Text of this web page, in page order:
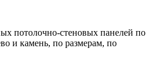
потолочно-стеновых панелей по
и камень, по размерам, по